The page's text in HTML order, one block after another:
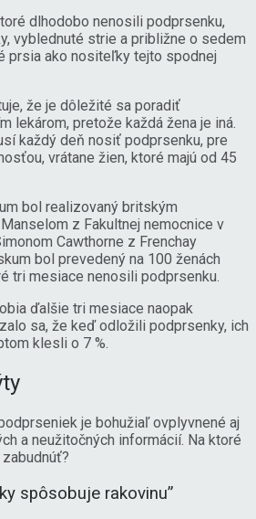
dlhodobo nenosili podprsenku,
vyblednuté strie a približne o sedem
prsia ako nositeľky tejto spodnej
že je dôležité sa poradiť
lekárom, pretože každá žena je iná.
každý deň nosiť podprsenku, pre
vrátane žien, ktoré majú od 45
bol realizovaný britským
z Fakultnej nemocnice v
Cawthorne z Frenchay
bol prevedený na 100 ženách
tri mesiace nenosili podprsenku.
ďalšie tri mesiace naopak
sa, že keď odložili podprsenky, ich
klesli o 7 %.
je bohužiaľ ovplyvnené aj
a neužitočných informácií. Na ktoré
spôsobuje rakovinu”